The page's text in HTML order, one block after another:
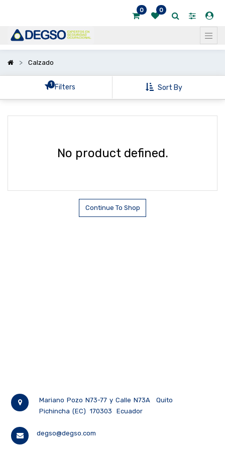
0 0
Calzado
1 Filters Sort By
opciones
No product defined.
Continue To Shop
Mariano Pozo N73-77 y Calle N73A
Quito
Pichincha (EC)
170303 Ecuador
degso@degso.com